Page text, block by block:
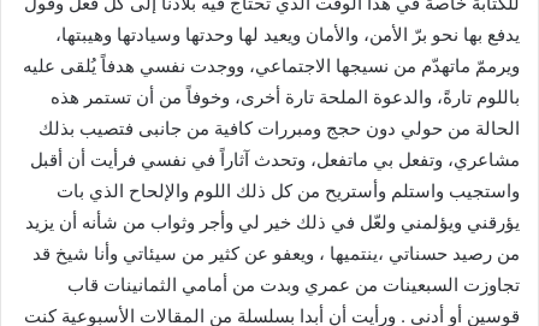
يدفع بها نحو برّ الأمن، والأمان ويعيد لها وحدتها وسيادتها وهيبتها،
ويرممّ ماتهدّم من نسيجها الاجتماعي، ووجدت نفسي هدفاً يُلقى عليه
باللوم تارةً، والدعوة الملحة تارة أخرى، وخوفاً من أن تستمر هذه
الحالة من حولي دون حجج ومبررات كافية من جانبى فتصيب بذلك
مشاعري، وتفعل بي ماتفعل، وتحدث آثاراً في نفسي فرأيت أن أقبل
واستجيب واستلم وأستريح من كل ذلك اللوم والإلحاح الذي بات
يؤرقني ويؤلمني ولعّل في ذلك خير لي وأجر وثواب من شأنه أن يزيد
من رصيد حسناتي ،ينتميها ، ويعفو عن كثير من سيئاتي وأنا شيخ قد
تجاوزت السبعينات من عمري وبدت من أمامي الثمانينات قاب
قوسين أو أدنى . ورأيت أن أبدا بسلسلة من المقالات الأسبوعية كنت